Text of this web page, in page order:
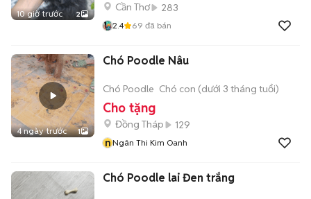
10 giờ trước 2
Cần Thơ 283
2.4 69 đã bán
4 ngày trước 1
Chó Poodle Nâu
Chó Poodle Chó con (dưới 3 tháng tuổi)
Cho tặng
Đồng Tháp
129
nNgân Thi Kim Oanh
Chó Poodle lai Đen trắng